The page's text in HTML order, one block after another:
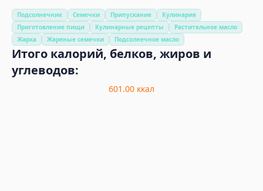
Подсолнечник Семечки Припускание
Кулинария
Приготовление пищи
Кулинарные рецепты
Растительное масло
Жарка
Жареные семечки Подсолнечное масло
Итого калорий, белков, жиров и
углеводов:
601.00 ккал